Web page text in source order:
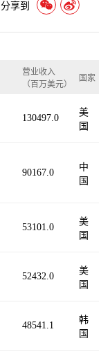
分享到
营业收入
（百万美元）
国家
130497.0
美
国
90167.0
中
国
53101.0
美
国
52432.0
美
国
48541.1
韩
国